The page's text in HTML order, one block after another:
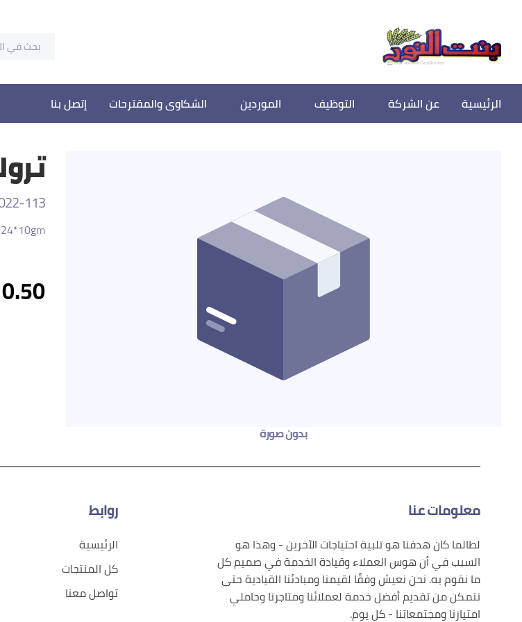
الرئيسية عن الشركة التوظيف الموردين الشكاوى والمقترحات إتصل بنا
بدون صورة
113
0.50 ر.س
معلومات عنا
لطالما كان هدفنا هو تلبية احتياجات الآخرين - وهذا هو
السبب في أن هوس العملاء وقيادة الخدمة في صميم كل
ما نقوم به. نحن نعيش وفقًا لقيمنا ومبادئنا القيادية حتى
نتمكن من تقديم أفضل خدمة لعملائنا ومتاجرنا وحاملي
امتيازنا ومجتمعاتنا - كل يوم.
روابط
الرئيسية
كل المنتجات
تواصل معنا